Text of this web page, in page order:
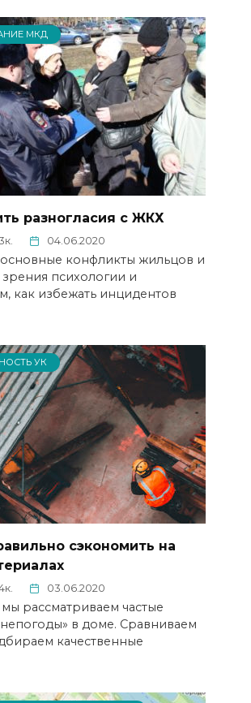
МКД
разногласия с ЖКХ
04.06.2020
конфликты жильцов и
зрения психологии и
как избежать инцидентов
УК
сэкономить на
03.06.2020
мы рассматриваем частые
в доме. Сравниваем
качественные